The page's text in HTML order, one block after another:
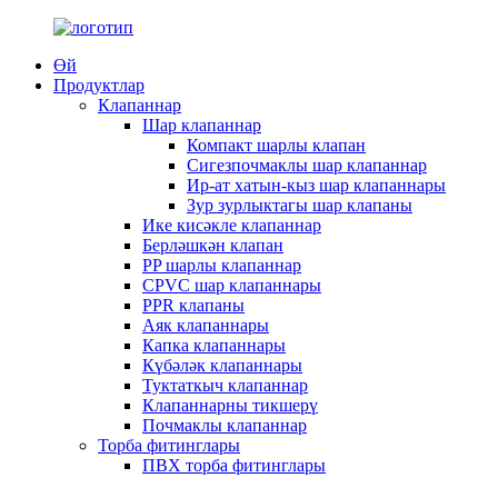
Өй
Продуктлар
Клапаннар
Шар клапаннар
Компакт шарлы клапан
Сигезпочмаклы шар клапаннар
Ир-ат хатын-кыз шар клапаннары
Зур зурлыктагы шар клапаны
Ике кисәкле клапаннар
Берләшкән клапан
PP шарлы клапаннар
CPVC шар клапаннары
PPR клапаны
Аяк клапаннары
Капка клапаннары
Күбәләк клапаннары
Туктаткыч клапаннар
Клапаннарны тикшерү
Почмаклы клапаннар
Торба фитинглары
ПВХ торба фитинглары